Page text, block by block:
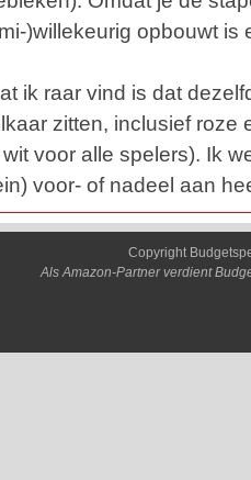
)willekeurig opbouwt is
ik raar vind is dat
zitten, inclusief roze
voor alle spelers). Ik
voor- of nadeel aan
Copyright
Als Amazon-Partner verdient